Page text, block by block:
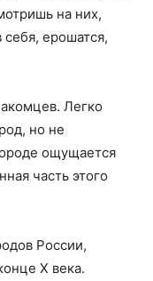
на них,
себя, ерошатся,
Легко
но не
ощущается
часть этого
России,
X века.